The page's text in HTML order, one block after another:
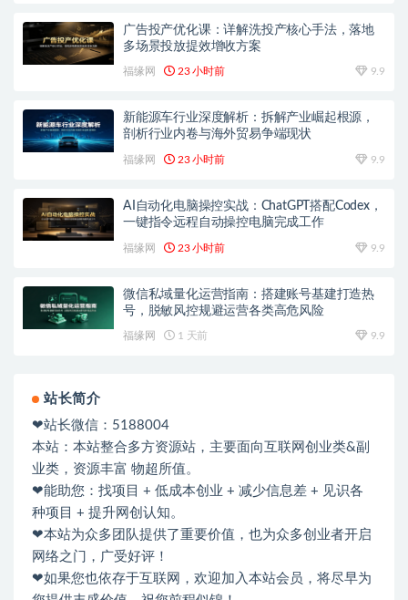
广告投产优化课：详解洗投产核心手法，落地
多场景投放提效增收方案
福缘网 23 小时前 9.9
新能源车行业深度解析：拆解产业崛起根源，
剖析行业内卷与海外贸易争端现状
福缘网 23 小时前 9.9
AI自动化电脑操控实战：ChatGPT搭配Codex，
一键指令远程自动操控电脑完成工作
福缘网 23 小时前 9.9
微信私域量化运营指南：搭建账号基建打造热
号，脱敏风控规避运营各类高危风险
福缘网 1 天前 9.9
站长简介
❤站长微信：5188004
本站：本站整合多方资源站，主要面向互联网创业类&副
业类，资源丰富 物超所值。
❤能助您：找项目 + 低成本创业 + 减少信息差 + 见识各
种项目 + 提升网创认知。
❤本站为众多团队提供了重要价值，也为众多创业者开启
网络之门，广受好评！
❤如果您也依存于互联网，欢迎加入本站会员，将尽早为